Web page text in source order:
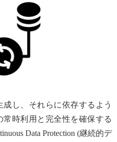
し、それらに依存するよう
時利用と完全性を確保する
Data Protection (継続的デ